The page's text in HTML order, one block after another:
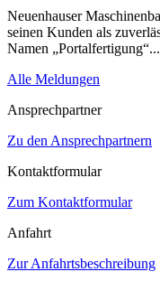
Neuenhauser
seinen Kunden als
Namen „Portalfertigung“...
Alle Meldungen
Ansprechpartner
Zu den Ansprechpartnern
Kontaktformular
Zum Kontaktformular
Anfahrt
Zur Anfahrtsbeschreibung